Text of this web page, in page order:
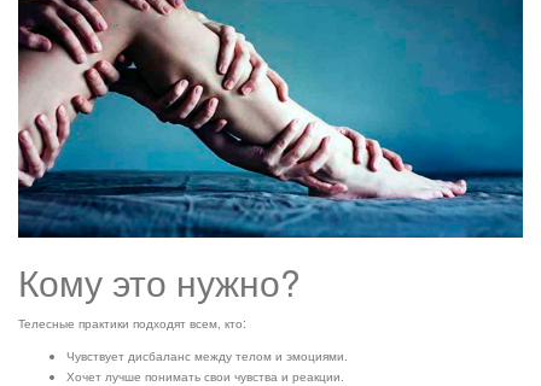
Кому это нужно?
Телесные практики подходят всем, кто:
Чувствует дисбаланс между телом и эмоциями.
Хочет лучше понимать свои чувства и реакции.